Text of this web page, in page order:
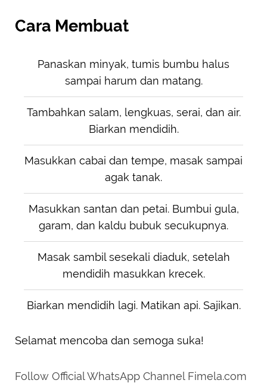
Cara Membuat
Panaskan minyak, tumis bumbu halus
sampai harum dan matang.
Tambahkan salam, lengkuas, serai, dan air.
Biarkan mendidih.
Masukkan cabai dan tempe, masak sampai
agak tanak.
Masukkan santan dan petai. Bumbui gula,
garam, dan kaldu bubuk secukupnya.
Masak sambil sesekali diaduk, setelah
mendidih masukkan krecek.
Biarkan mendidih lagi. Matikan api. Sajikan.
Selamat mencoba dan semoga suka!
Follow Official WhatsApp Channel Fimela.com